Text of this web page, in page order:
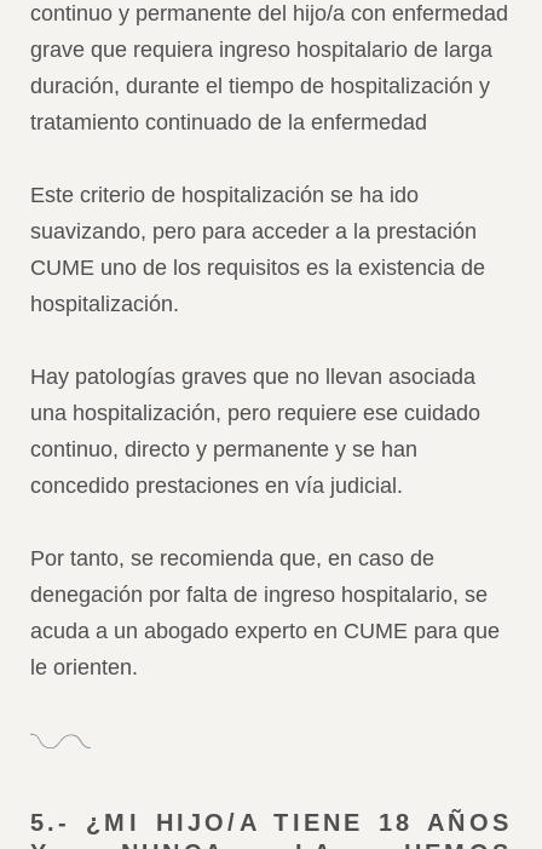
continuo y permanente del hijo/a con enfermedad
grave que requiera ingreso hospitalario de larga
duración, durante el tiempo de hospitalización y
tratamiento continuado de la enfermedad
Este criterio de hospitalización se ha ido
suavizando, pero para acceder a la prestación
CUME uno de los requisitos es la existencia de
hospitalización.
Hay patologías graves que no llevan asociada
una hospitalización, pero requiere ese cuidado
continuo, directo y permanente y se han
concedido prestaciones en vía judicial.
Por tanto, se recomienda que, en caso de
denegación por falta de ingreso hospitalario, se
acuda a un abogado experto en CUME para que
le orienten.
5.- ¿MI HIJO/A TIENE 18 AÑOS